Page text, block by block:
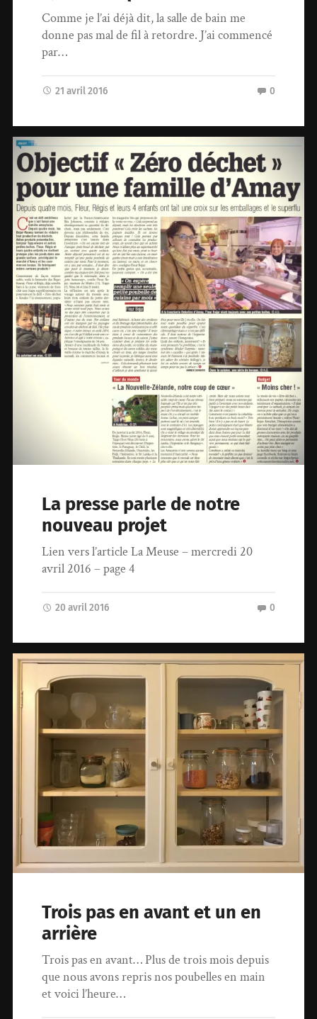
Comme je l’ai déjà dit, la salle de bain me
donne pas mal de fil à retordre. J’ai commencé
par…
21 avril 2016 0
La presse parle de notre
nouveau projet
Lien vers l’article La Meuse – mercredi 20
avril 2016 – page 4
20 avril 2016 0
Trois pas en avant et un en
arrière
Trois pas en avant… Plus de trois mois depuis
que nous avons repris nos poubelles en main
et voici l’heure…